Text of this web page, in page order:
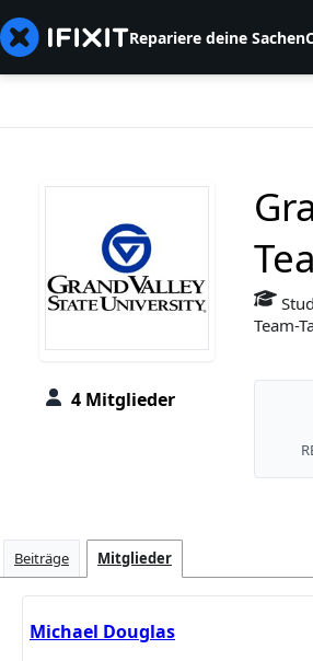
Repariere deine Sachen
4 Mitglieder
Team-
Beiträge Mitglieder
Michael Douglas